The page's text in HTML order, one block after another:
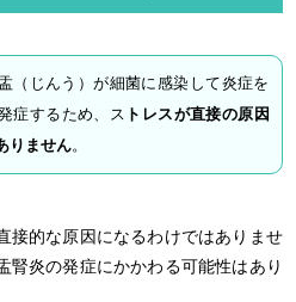
（じんう）が細菌に感染して炎症を
症するため、ス トレスが直接の原因
りません。
接的な原因になるわけではありませ
腎炎の発症にかかわる可能性はあり